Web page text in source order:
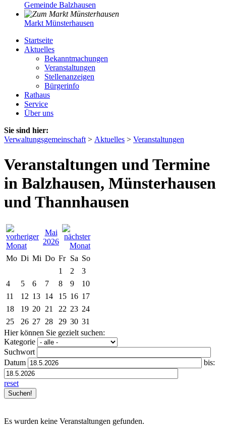
Gemeinde Balzhausen
Markt Münsterhausen
Startseite
Aktuelles
Bekanntmachungen
Veranstaltungen
Stellenanzeigen
Bürgerinfo
Rathaus
Service
Über uns
Sie sind hier:
Verwaltungsgemeinschaft > Aktuelles > Veranstaltungen
Veranstaltungen und Termine
in Balzhausen, Münsterhausen
und Thannhausen
Mai
2026
Mo Di Mi Do Fr Sa So
1
2
3
4
5 6 7 8 9
10
11
12 13 14 15 16 17
18
19 20 21 22 23 24
25
26 27 28 29 30 31
Hier können Sie gezielt suchen:
Kategorie
Suchwort
Datum
bis:
reset
Es wurden keine Veranstaltungen gefunden.